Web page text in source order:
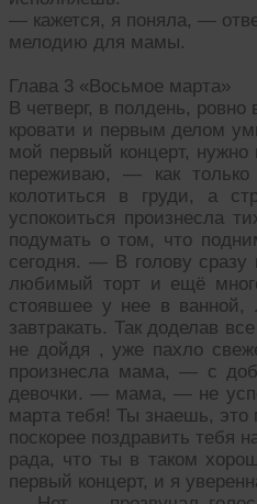
— кажется, я поняла, —
мелодию для мамы.
Глава 3 «Восьмое марта»
В четверг, в полдень,
кровати и первым делом
мой первый концерт,
переживаю, — как только
колотиться в груди, а
успокоиться произнесла
подумать о том, что
сегодня. — В голову
любимый торт и ещё
стоявшее у нее в ванной,
завтракать. Так доделав
не дойдя , уже пахло
произнесла мама, — с
девочки. — мама, — не
марта тебя! Ты знаешь, это
поскорее поздравить
рада, что ты в таком
первый концерт, и я